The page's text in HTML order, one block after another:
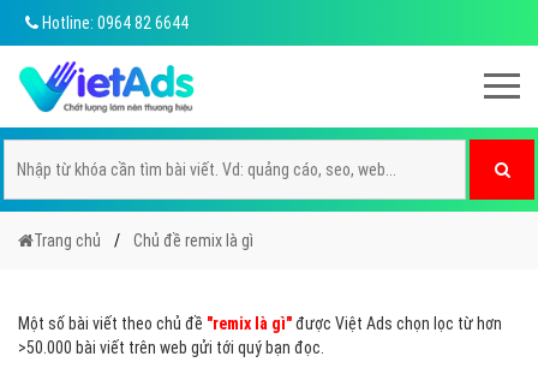
Hotline: 0964 82 6644
Trang chủ Chủ đề remix là gì
Một số bài viết theo chủ đề "remix là gì"được Việt Ads chọn lọc từ hơn
>50.000 bài viết trên web gửi tới quý bạn đọc.